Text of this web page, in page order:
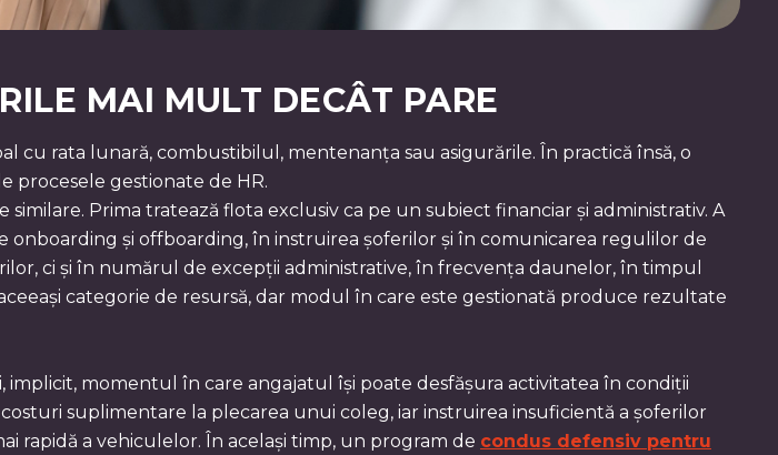
MAI MULT DECÂT PARE
cu rata lunară, combustibilul, mentenanța sau asigurările. În practică însă, o
procesele gestionate de HR.
Prima tratează flota exclusiv ca pe un subiect financiar și administrativ. A
și offboarding, în instruirea șoferilor și în comunicarea regulilor de
ci și în numărul de excepții administrative, în frecvența daunelor, în timpul
categorie de resursă, dar modul în care este gestionată produce rezultate
momentul în care angajatul își poate desfășura activitatea în condiții
suplimentare la plecarea unui coleg, iar instruirea insuficientă a șoferilor
rapidă a vehiculelor. În același timp, un program de condus defensiv pentru